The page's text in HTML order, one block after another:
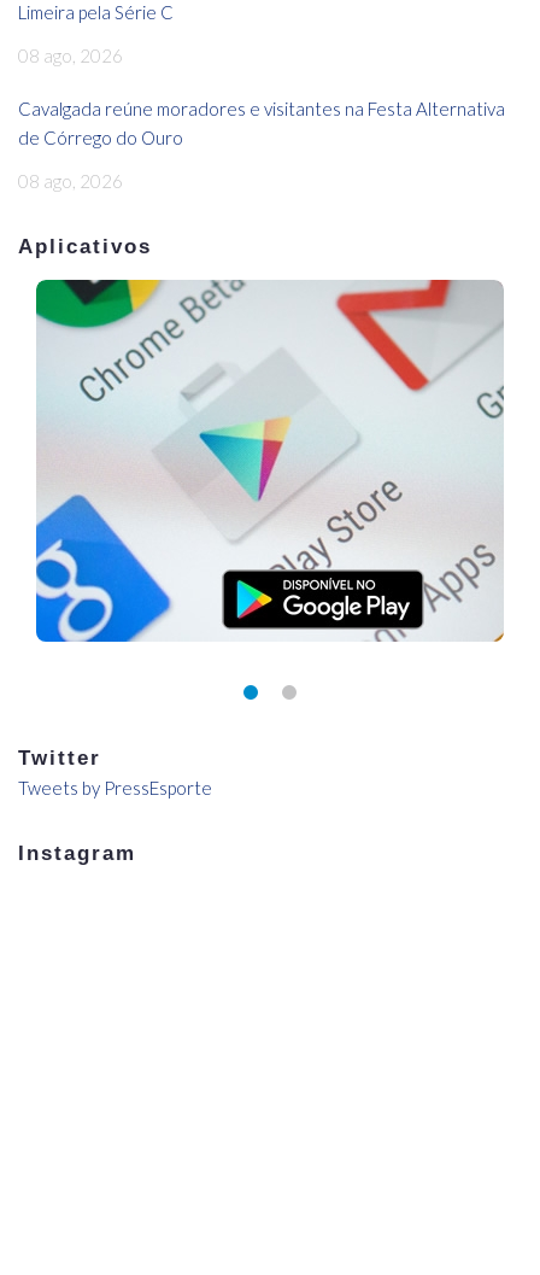
Limeira pela Série C
08 ago, 2026
Cavalgada reúne moradores e visitantes na Festa Alternativa
de Córrego do Ouro
08 ago, 2026
Aplicativos
Twitter
Tweets by PressEsporte
Instagram